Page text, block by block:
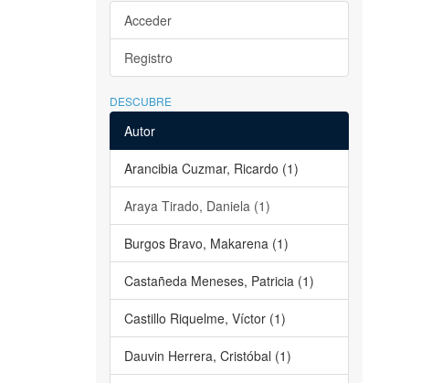
Acceder
Registro
DESCUBRE
Autor
Arancibia Cuzmar, Ricardo (1)
Araya Tirado, Daniela (1)
Burgos Bravo, Makarena (1)
Castañeda Meneses, Patricia (1)
Castillo Riquelme, Víctor (1)
Dauvin Herrera, Cristóbal (1)